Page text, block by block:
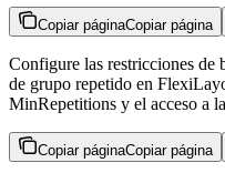
Copiar páginaCopiar página
Configure las restricciones de
de grupo repetido en
MinRepetitions y el acceso a
Copiar páginaCopiar página